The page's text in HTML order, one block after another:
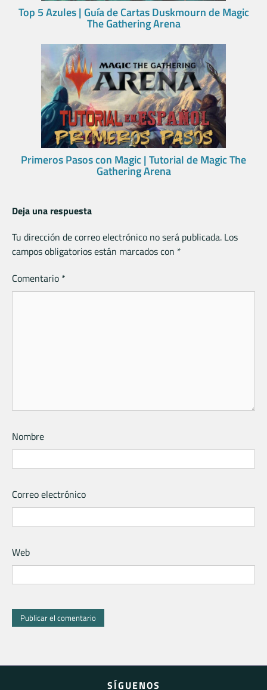
Top 5 Azules | Guía de Cartas Duskmourn de Magic
The Gathering Arena
Primeros Pasos con Magic | Tutorial de Magic The
Gathering Arena
Deja una respuesta
Tu dirección de correo electrónico no será publicada. Los
campos obligatorios están marcados con *
Comentario *
Nombre
Correo electrónico
Web
SÍGUENOS